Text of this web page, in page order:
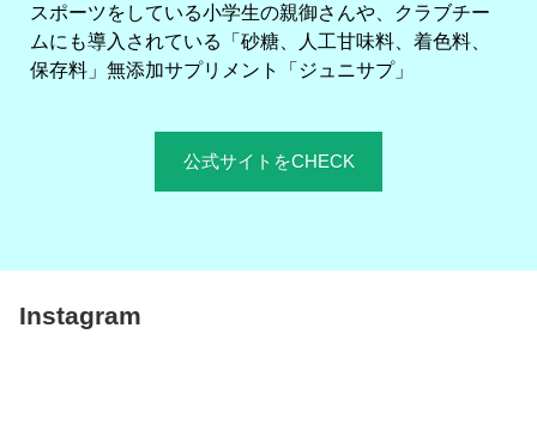
スポーツをしている小学生の親御さんや、クラブチー
ムにも導入されている「砂糖、人工甘味料、着色料、
保存料」無添加サプリメント「ジュニサプ」
公式サイトをCHECK
Instagram